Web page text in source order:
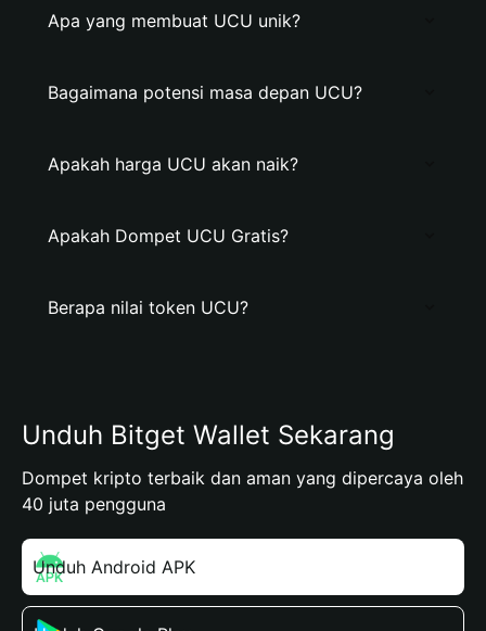
Apa yang membuat UCU unik?
Bagaimana potensi masa depan UCU?
Apakah harga UCU akan naik?
Apakah Dompet UCU Gratis?
Berapa nilai token UCU?
Unduh Bitget Wallet Sekarang
Dompet kripto terbaik dan aman yang dipercaya oleh
40 juta pengguna
Unduh Android APK